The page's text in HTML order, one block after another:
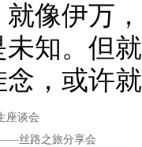
像伊万
未知。但
，或许
座谈会
丝路之旅分享会